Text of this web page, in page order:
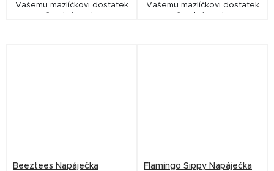
Vašemu mazlíčkovi dostatek
Vašemu mazlíčkovi dostatek
Beeztees Napáječka
Flamingo Sippy Napáječka